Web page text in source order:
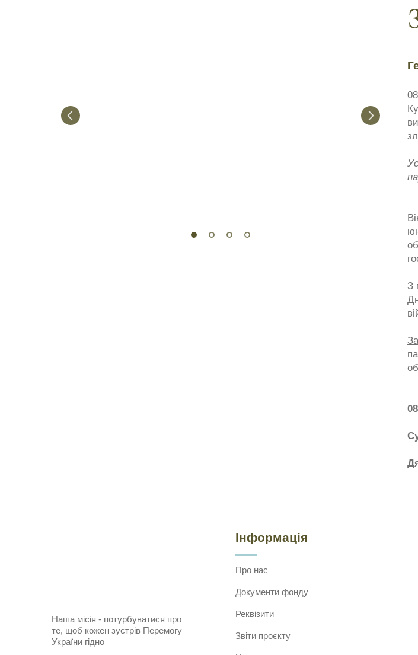
З
Наша місія - потурбуватися про
те, щоб кожен зустрів Перемогу
України гідно
Інформація
Про нас
Документи фонду
Реквізити
Звіти проєкту